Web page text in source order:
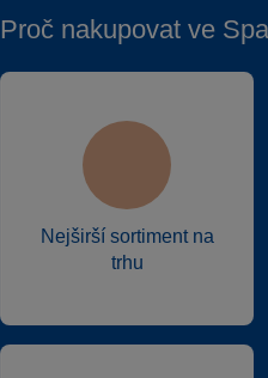
Proč nakupovat ve
Nejširší sortiment na
trhu